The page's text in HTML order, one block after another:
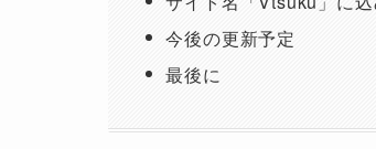
今後の更新予定
最後に